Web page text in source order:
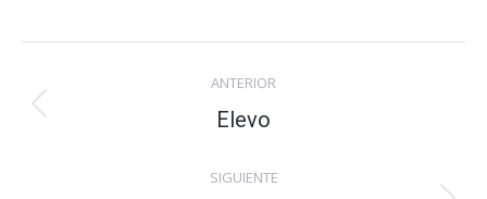
Navegación
entre
ANTERIOR
Proyecto
Elevo
SIGUIENTE